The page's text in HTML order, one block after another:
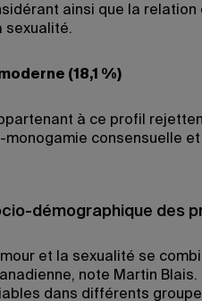
ainsi que la
sexualité.
(18,1 %)
à ce profil
monogamie consensuelle
démographique des
et la sexualité se
note Martin Blais.
dans différents